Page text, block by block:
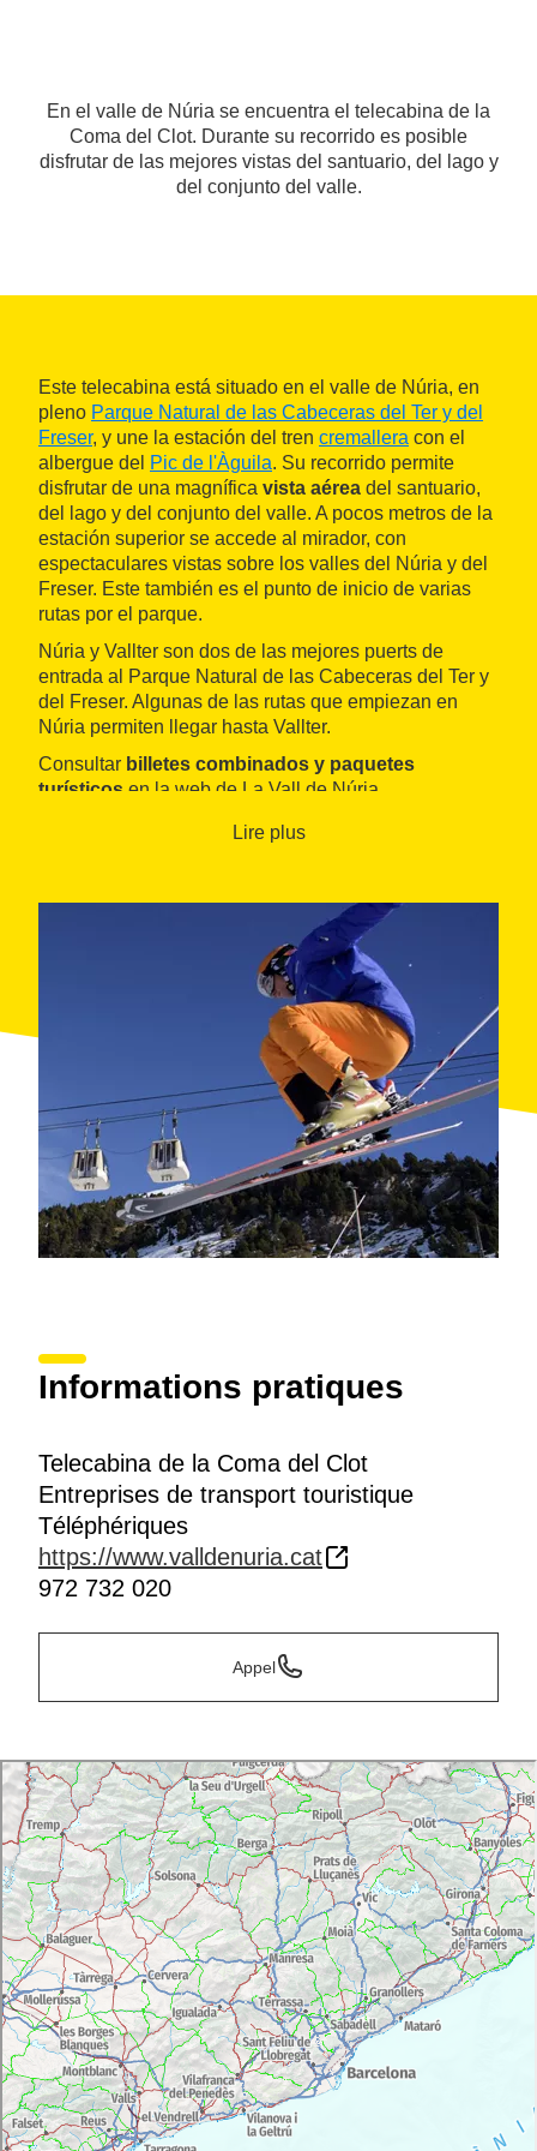
En el valle de Núria se encuentra el telecabina de la
Coma del Clot. Durante su recorrido es posible
disfrutar de las mejores vistas del santuario, del lago y
del conjunto del valle.
Este telecabina está situado en el valle de Núria, en
pleno Parque Natural de las Cabeceras del Ter y del
Freser, y une la estación del tren cremallera con el
albergue del Pic de l'Àguila. Su recorrido permite
disfrutar de una magnífica vista aérea del santuario,
del lago y del conjunto del valle. A pocos metros de la
estación superior se accede al mirador, con
espectaculares vistas sobre los valles del Núria y del
Freser. Este también es el punto de inicio de varias
rutas por el parque.
Núria y Vallter son dos de las mejores puerts de
entrada al Parque Natural de las Cabeceras del Ter y
del Freser. Algunas de las rutas que empiezan en
Núria permiten llegar hasta Vallter.
Consultar billetes combinados y paquetes
turísticos en la web de La Vall de Núria.
Lire plus
Informations pratiques
Telecabina de la Coma del Clot
Entreprises de transport touristique
Téléphériques
https://www.valldenuria.cat
972 732 020
Appel